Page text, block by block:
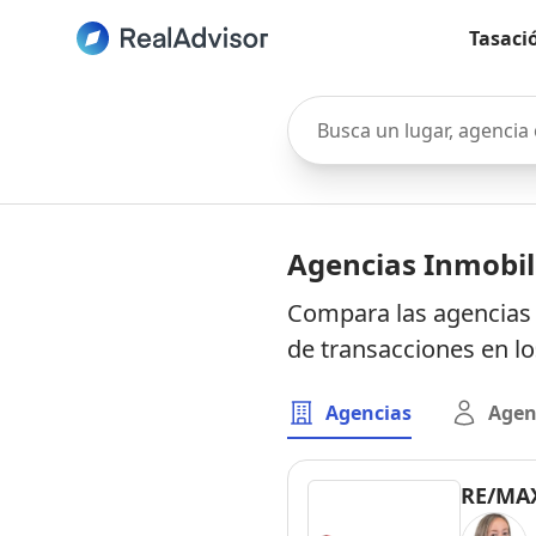
Busca un lugar, agencia o
Agencias
Compara las
de transacciones en
Agencias
RE/